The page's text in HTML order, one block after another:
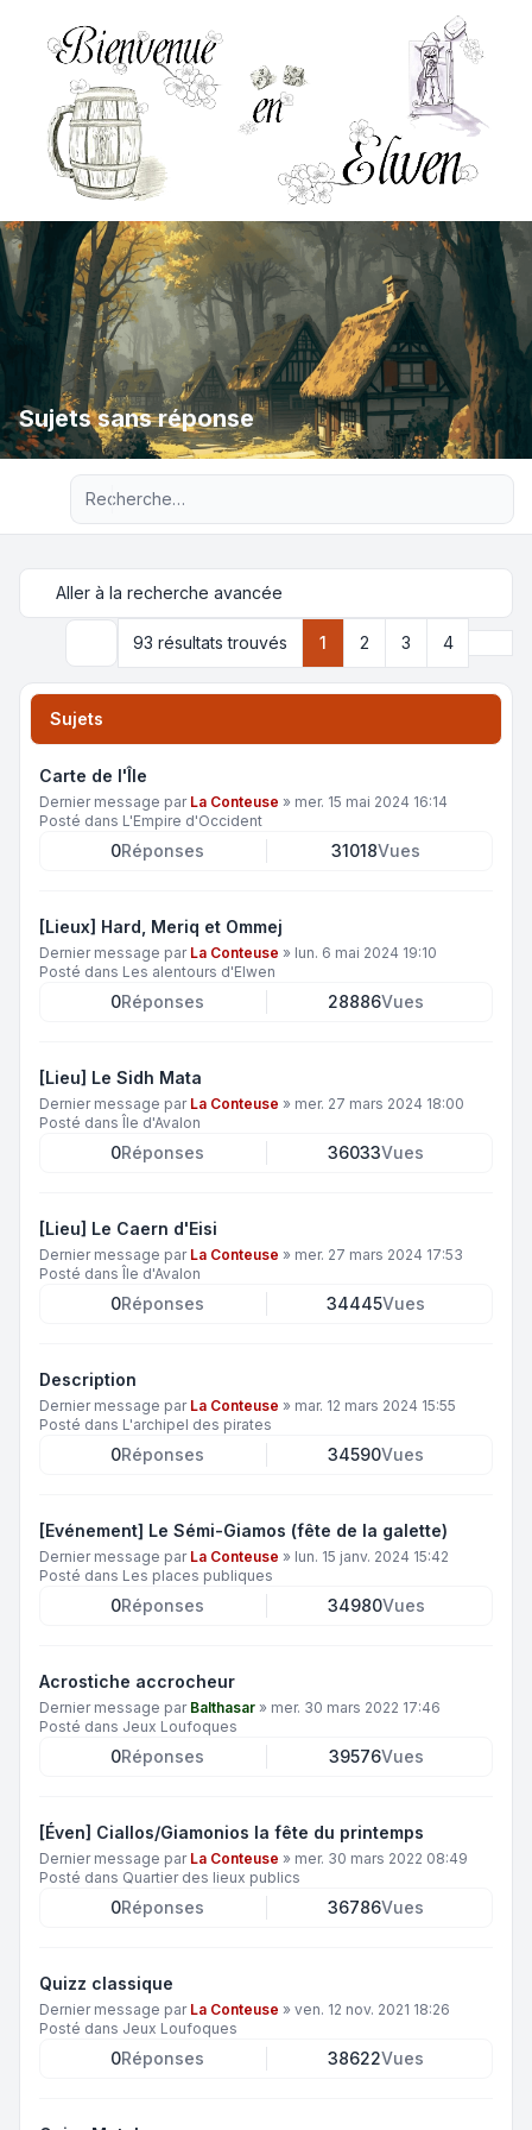
Sujets sans réponse
Recherche avancée
Aller à la recherche avancée
Rechercher93 résultats trouvés 1 2 3 4
Sujets
Carte de l'Île
Dernier message par La Conteuse » mer. 15 mai 2024 16:14
Posté dans L'Empire d'Occident
0Réponses 31018Vues
[Lieux] Hard, Meriq et Ommej
Dernier message par La Conteuse » lun. 6 mai 2024 19:10
Posté dans Les alentours d'Elwen
0Réponses 28886Vues
[Lieu] Le Sidh Mata
Dernier message par La Conteuse » mer. 27 mars 2024 18:00
Posté dans Île d'Avalon
0Réponses 36033Vues
[Lieu] Le Caern d'Eisi
Dernier message par La Conteuse » mer. 27 mars 2024 17:53
Posté dans Île d'Avalon
0Réponses 34445Vues
Description
Dernier message par La Conteuse » mar. 12 mars 2024 15:55
Posté dans L'archipel des pirates
0Réponses 34590Vues
[Evénement] Le Sémi-Giamos (fête de la galette)
Dernier message par La Conteuse » lun. 15 janv. 2024 15:42
Posté dans Les places publiques
0Réponses 34980Vues
Acrostiche accrocheur
Dernier message par Balthasar » mer. 30 mars 2022 17:46
Posté dans Jeux Loufoques
0Réponses 39576Vues
[Éven] Ciallos/Giamonios la fête du printemps
Dernier message par La Conteuse » mer. 30 mars 2022 08:49
Posté dans Quartier des lieux publics
0Réponses 36786Vues
Quizz classique
Dernier message par La Conteuse » ven. 12 nov. 2021 18:26
Posté dans Jeux Loufoques
0Réponses 38622Vues